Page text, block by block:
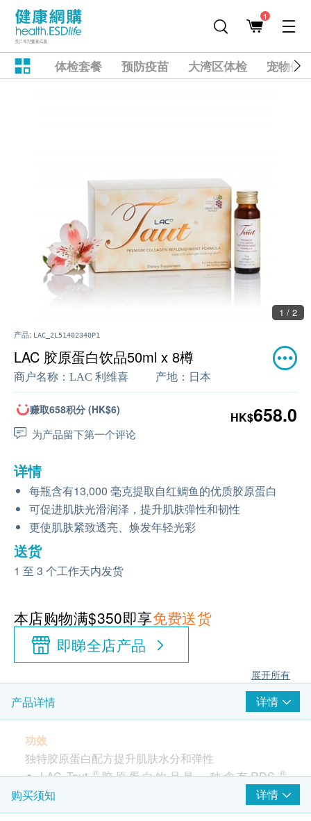
1
体检套餐 预防疫苗 大湾区体检 宠物健
1 / 2
产品: LAC_2L51402340P1
LAC 胶原蛋白饮品50ml x 8樽
商户名称： LAC 利维喜 产地： 日本
赚取658积分 (HK$6)
为产品留下第一个评论
HK$658.0
详情
每瓶含有13,000 毫克提取自红鲷鱼的优质胶原蛋白
可促进肌肤光滑润泽，提升肌肤弹性和韧性
更使肌肤紧致透亮、焕发年轻光彩
送货
1 至 3 个工作天内发货
本店购物满$350即享免费送货
即睇全店产品
展开所有
产品详情 详情
功效
独特胶原蛋白配方提升肌肤水分和弹性
LAC Taut®胶原蛋白饮品是一种含有RDS®
（Rapid Delivery System 快速释放系统）胶原蛋
白的传输配方，效果立竿见影。
购买须知 详情